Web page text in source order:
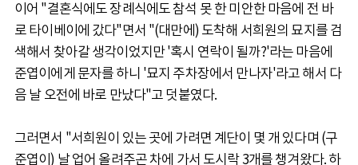
이어 "결혼식에도 장례식에도 참석 못 한 미안한 마음에 전 바
로 타이베이에 갔다"면서 "(대만에) 도착해 서희원의 묘지를 검
색해서 찾아갈 생각이었지만 '혹시 연락이 될까?'라는 마음에
준엽이에게 문자를 하니 '묘지 주차장에서 만나자'라고 해서 다
음 날 오전에 바로 만났다"고 덧붙였다.
그러면서 "서희원이 있는 곳에 가려면 계단이 몇 개 있다며 (구
준엽이) 날 업어 올려주곤 차에 가서 도시락 3개를 챙겨왔다. 하